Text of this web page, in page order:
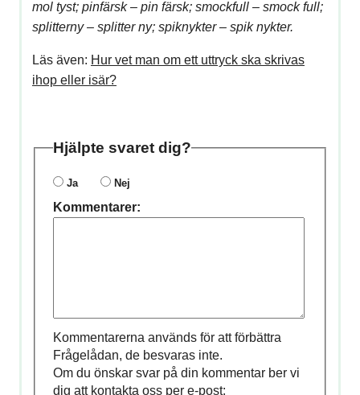
mol tyst; pinfärsk – pin färsk; smockfull – smock full;
splitterny – splitter ny; spiknykter – spik nykter.
Läs även: Hur vet man om ett uttryck ska skrivas
ihop eller isär?
Hjälpte svaret dig?
Ja Nej
Kommentarer:
Kommentarerna används för att förbättra
Frågelådan, de besvaras inte.
Om du önskar svar på din kommentar ber vi
dig att kontakta oss per e-post: